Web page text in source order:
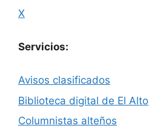
X
Servicios:
Avisos clasificados
Biblioteca digital de El Alto
Columnistas alteños